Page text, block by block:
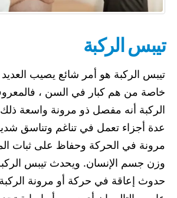
تيبس الركبة
تيبس الركبة هو أمر شائع يصيب
خاصة من هم كبار في السن ،
الركبة أنه مفصل ذو مرونة واسعة ذلك
عدة أجزاء تعمل في تناغم وتناسق
مرونة في الحركة وحفاظ على ثبات
وزن جسم الإنسان. ويحدث تيبس
حدوث إعاقة في حركة أو مرونة